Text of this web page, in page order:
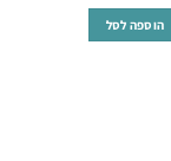
היה:
₪950.
הוספה לסל